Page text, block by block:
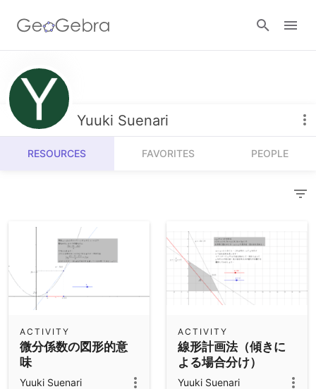
Resources
Number Sense
Algebra
Measurement
Operations
Community Resources
Get started with our Resources
Calculators
Geometry
3D Calculator
Yuuki Suenari
RESOURCES FAVORITES PEOPLE
微分係数の図形的意
味
ACTIVITY
Yuuki Suenari
線形計画法（傾きに
よる場合分け）
ACTIVITY
Yuuki Suenari